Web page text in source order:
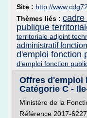
Site : http://
Thèmes liés : cadre
publique
territoriale adjoint
administratif
d'emploi fonction
d'emploi fonction
Offres d'emploi
Catégorie C -
Ministère de la
Référence 2017-